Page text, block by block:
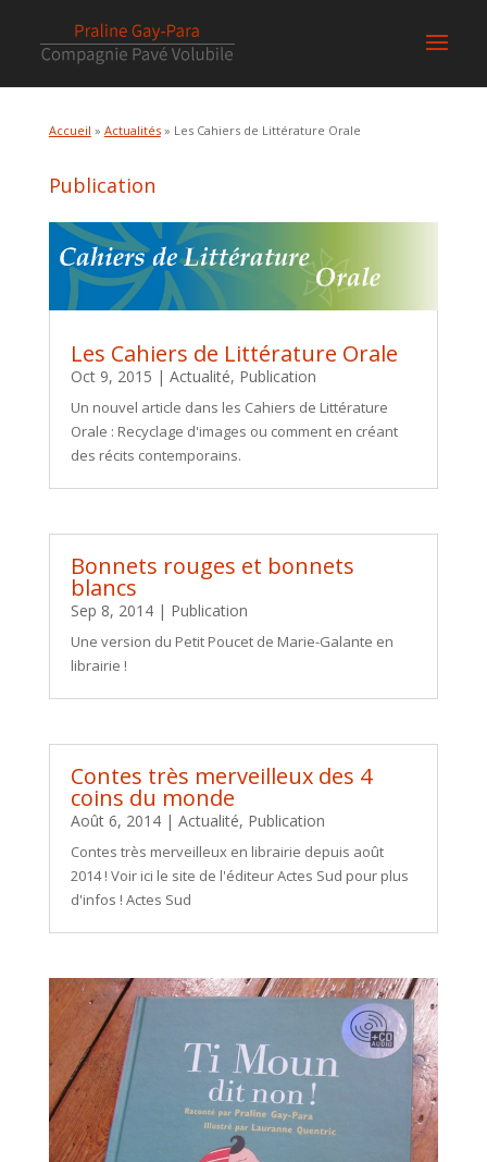
Accueil » Actualités» Les Cahiers de Littérature Orale
Publication
Les Cahiers de Littérature Orale
Oct 9, 2015 | Actualité, Publication
Un nouvel article dans les Cahiers de Littérature
Orale : Recyclage d'images ou comment en créant
des récits contemporains.
Bonnets rouges et bonnets
blancs
Sep 8, 2014| Publication
Une version du Petit Poucet de Marie-Galante en
librairie !
Contes très merveilleux des 4
coins du monde
Août 6, 2014| Actualité, Publication
Contes très merveilleux en librairie depuis août
2014 ! Voir ici le site de l'éditeur Actes Sud pour plus
d'infos ! Actes Sud